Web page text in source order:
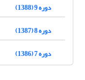
دوره 9 (1388)
دوره 8 (1387)
دوره 7 (1386)